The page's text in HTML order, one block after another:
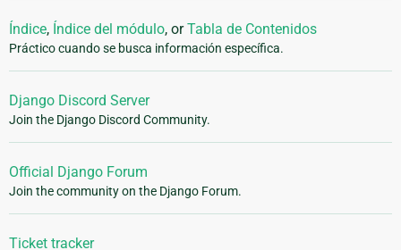
Índice, Índice del módulo, orTabla de Contenidos
Práctico cuando se busca información específica.
Django Discord Server
Join the Django Discord Community.
Official Django Forum
Join the community on the Django Forum.
Ticket tracker